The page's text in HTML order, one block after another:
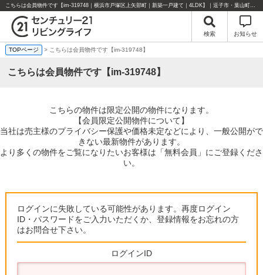
こちらは会員物件です【im-319748｜横浜市戸塚区上矢部町｜新築一戸建て｜4LDK】｜逗子市・葉山町・湘南エリアの不動産のことならセンチュリー21リビングライフにお任せください！
検索 お知らせ
TOPページ > こちらは会員物件です【im-319748】
こちらは会員物件です【im-319748】
こちらの物件は限定公開の物件になります。
【会員限定公開物件について】
当社は売主様のプライバシー保護や価格未定などにより、一般公開がで
きない最新物件があります。
より多くの物件をご覧になりたいお客様は「無料会員」にご登録くださ
い。
ログインに失敗している可能性があります。再度ログイン
ID・パスワードをご入力いただくか、登録情報をお忘れの方
はお問合せ下さい。
ログインID